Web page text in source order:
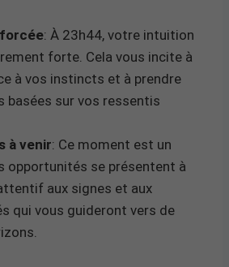
: À 23h44, votre intuition
forte. Cela vous incite à
à vos instincts et à prendre
basées sur vos ressentis
à venir: Ce moment est un
opportunités se présentent à
aux signes et aux
qui vous guideront vers de